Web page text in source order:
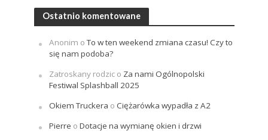
Ostatnio komentowane
Anonim oTo w ten weekend zmiana czasu! Czy to
się nam podoba?
Zatroskany rodzico Za nami Ogólnopolski
Festiwal Splashball 2025
Okiem Truckera o Ciężarówka wypadła z A2
Pierre o Dotacje na wymianę okien i drzwi